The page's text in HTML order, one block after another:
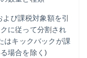
び課税対象額を引
に従って分割され
はキックバックが課
場合を除く)